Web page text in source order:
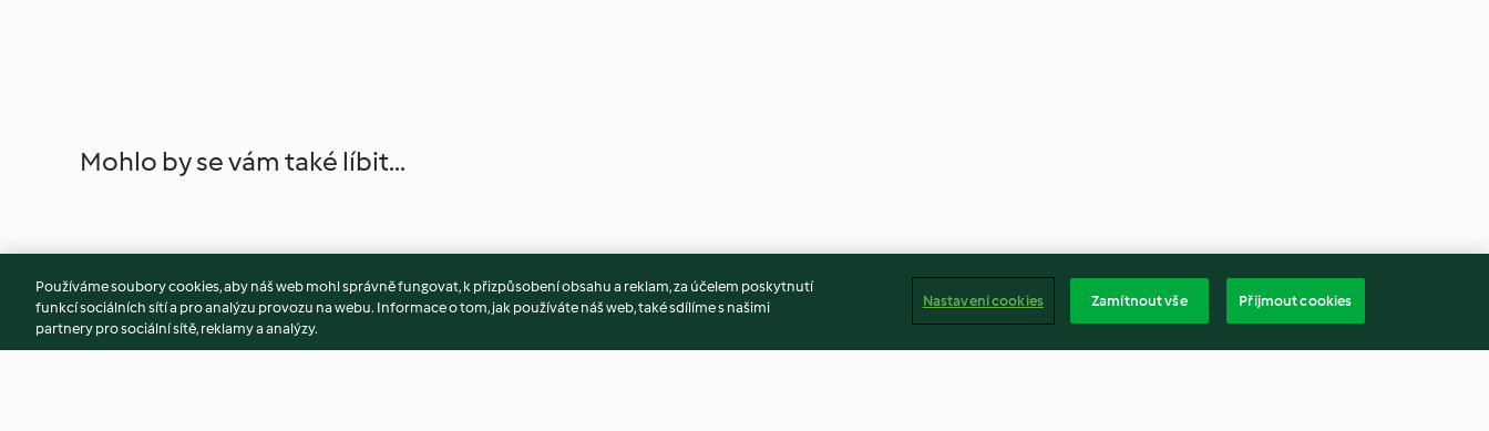
Mohlo by se vám také líbit...
Používáme soubory cookies, aby náš web mohl správně fungovat, k přizpůsobení obsahu a reklam, za účelem poskytnutí
funkcí sociálních sítí a pro analýzu provozu na webu. Informace o tom, jak používáte náš web, také sdílíme s našimi
partnery pro sociální sítě, reklamy a analýzy.
Nastavení cookies Zamítnout vše Přijmout cookies